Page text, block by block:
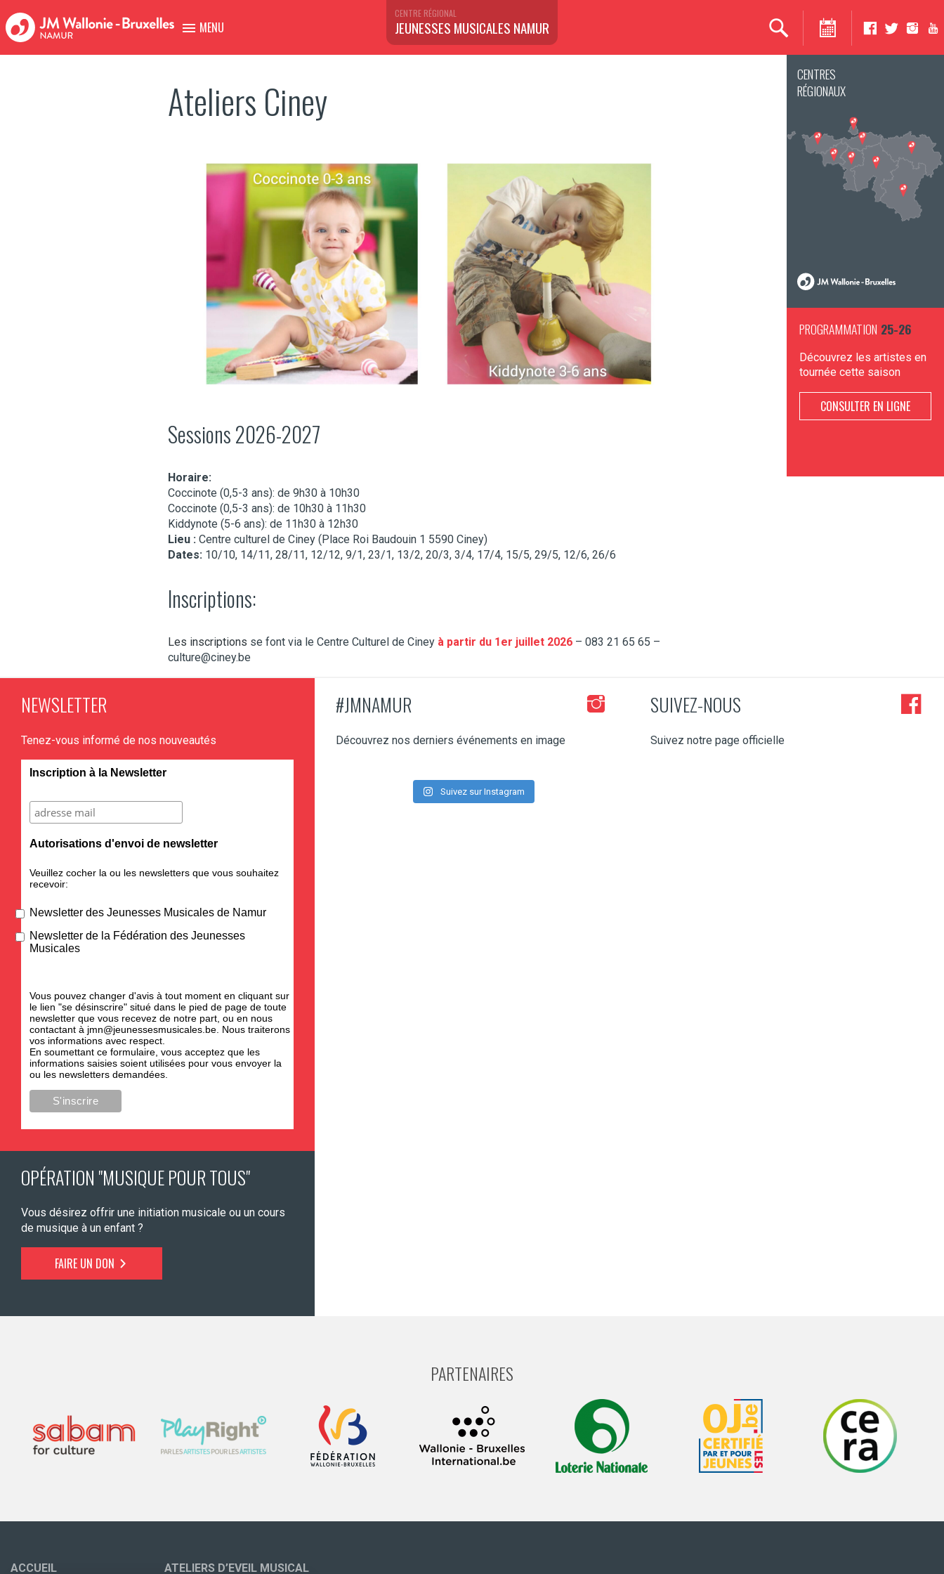
MENU
CENTRE RÉGIONAL
JEUNESSES MUSICALES NAMUR
Ateliers Ciney
Sessions 2026-2027
Horaire:
Coccinote (0,5-3 ans): de 9h30 à 10h30
Coccinote (0,5-3 ans): de 10h30 à 11h30
Kiddynote (5-6 ans): de 11h30 à 12h30
Lieu : Centre culturel de Ciney (Place Roi Baudouin 1 5590 Ciney)
Dates: 10/10, 14/11, 28/11, 12/12, 9/1, 23/1, 13/2, 20/3, 3/4, 17/4, 15/5, 29/5, 12/6, 26/6
Inscriptions:
Les inscriptions se font via le Centre Culturel de Ciney à partir du 1er juillet 2026 – 083 21 65 65 –
culture@ciney.be
CENTRES
RÉGIONAUX
PROGRAMMATION 25-26
Découvrez les artistes en
tournée cette saison
CONSULTER EN LIGNE
NEWSLETTER
Tenez-vous informé de nos nouveautés
Inscription à la Newsletter
Autorisations d'envoi de newsletter
Veuillez cocher la ou les newsletters que vous souhaitez
recevoir:
Newsletter des Jeunesses Musicales de Namur
Newsletter de la Fédération des Jeunesses
Musicales
Vous pouvez changer d'avis à tout moment en cliquant sur
le lien "se désinscrire" situé dans le pied de page de toute
newsletter que vous recevez de notre part, ou en nous
contactant à jmn@jeunessesmusicales.be. Nous traiterons
vos informations avec respect.
En soumettant ce formulaire, vous acceptez que les
informations saisies soient utilisées pour vous envoyer la
ou les newsletters demandées.
OPÉRATION "MUSIQUE POUR TOUS"
Vous désirez offrir une initiation musicale ou un cours
de musique à un enfant ?
FAIRE UN DON
#JMNAMUR
Découvrez nos derniers événements en image
Suivez sur Instagram
SUIVEZ-NOUS
Suivez notre page officielle
PARTENAIRES
ACCUEIL ATELIERS D’EVEIL MUSICAL